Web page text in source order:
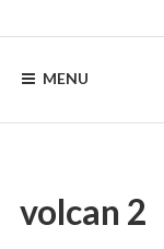
saisonnière
MENU
volcan 2